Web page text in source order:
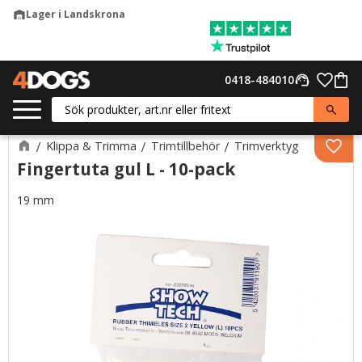
warehouseLager i Landskrona
support_agent
0418-484010
Klippa & Trimma Trimtillbehör Trimverktyg
Fingertuta gul L - 10-pack
19 mm